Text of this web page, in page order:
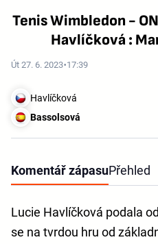
Tenis Wimbledon -
Havlíčková :
Út 27. 6. 2023 17:39
Havlíčková
Bassolsová
Komentář zápasuPřehled
Lucie Havlíčková podala
se na tvrdou hru od